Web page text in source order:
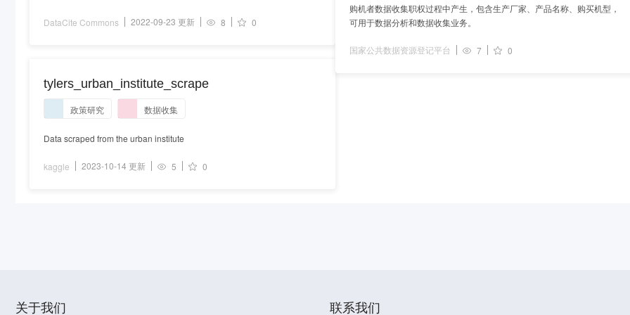
DataCite Commons 2022-09-23 更新 8 0
tylers_urban_institute_scrape
政策研究 数据收集
Data scraped from the urban institute
kaggle 2023-10-14 更新 5 0
购机者数据收集职权过程中产生，包含生产厂家、产品名称、购买机型，
可用于数据分析和数据收集业务。
国家公共数据资源登记平台 7 0
关于我们 联系我们